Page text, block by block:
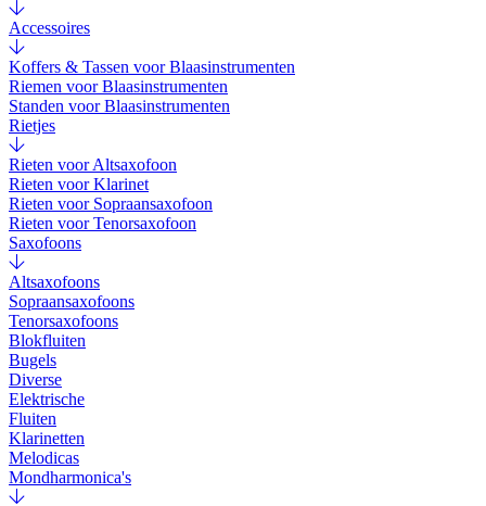
Accessoires
Koffers & Tassen voor Blaasinstrumenten
Riemen voor Blaasinstrumenten
Standen voor Blaasinstrumenten
Rietjes
Rieten voor Altsaxofoon
Rieten voor Klarinet
Rieten voor Sopraansaxofoon
Rieten voor Tenorsaxofoon
Saxofoons
Altsaxofoons
Sopraansaxofoons
Tenorsaxofoons
Blokfluiten
Bugels
Diverse
Elektrische
Fluiten
Klarinetten
Melodicas
Mondharmonica's